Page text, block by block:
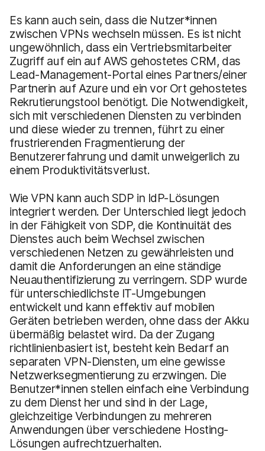
Es kann auch sein, dass die Nutzer*innen
zwischen VPNs wechseln müssen. Es ist nicht
ungewöhnlich, dass ein Vertriebsmitarbeiter
Zugriff auf ein auf AWS gehostetes CRM, das
Lead-Management-Portal eines Partners/einer
Partnerin auf Azure und ein vor Ort gehostetes
Rekrutierungstool benötigt. Die Notwendigkeit,
sich mit verschiedenen Diensten zu verbinden
und diese wieder zu trennen, führt zu einer
frustrierenden Fragmentierung der
Benutzererfahrung und damit unweigerlich zu
einem Produktivitätsverlust.
Wie VPN kann auch SDP in IdP-Lösungen
integriert werden. Der Unterschied liegt jedoch
in der Fähigkeit von SDP, die Kontinuität des
Dienstes auch beim Wechsel zwischen
verschiedenen Netzen zu gewährleisten und
damit die Anforderungen an eine ständige
Neuauthentifizierung zu verringern. SDP wurde
für unterschiedlichste IT-Umgebungen
entwickelt und kann effektiv auf mobilen
Geräten betrieben werden, ohne dass der Akku
übermäßig belastet wird. Da der Zugang
richtlinienbasiert ist, besteht kein Bedarf an
separaten VPN-Diensten, um eine gewisse
Netzwerksegmentierung zu erzwingen. Die
Benutzer*innen stellen einfach eine Verbindung
zu dem Dienst her und sind in der Lage,
gleichzeitige Verbindungen zu mehreren
Anwendungen über verschiedene Hosting-
Lösungen aufrechtzuerhalten.